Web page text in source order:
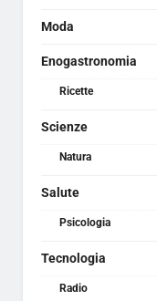
Moda
Enogastronomia
Ricette
Scienze
Natura
Salute
Psicologia
Tecnologia
Radio